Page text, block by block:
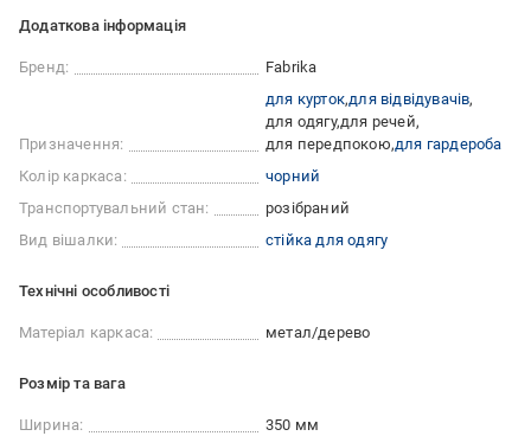
Додаткова інформація
Бренд: Fabrika
Призначення:
для курток для відвідувачів
для одягу для речей
для передпокою для гардероба
Колір каркаса:
чорний
Транспортувальний стан:
розібраний
Вид вішалки:
стійка для одягу
Технічні особливості
Матеріал каркаса: метал/дерево
Розмір та вага
Ширина:
350 мм